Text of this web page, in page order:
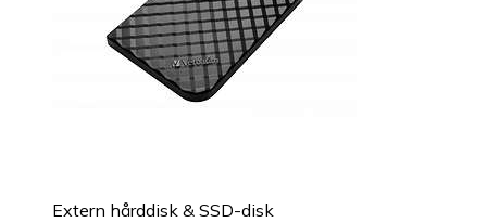
Extern hårddisk & SSD-disk